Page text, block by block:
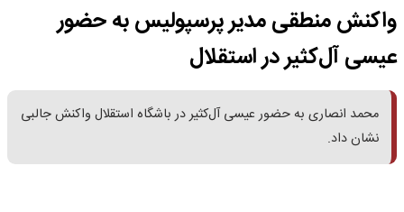
واکنش منطقی مدیر پرسپولیس به حضور
عیسی آل‌کثیر در استقلال
محمد انصاری به حضور عیسی آل‌کثیر در باشگاه استقلال واکنش جالبی
نشان داد.